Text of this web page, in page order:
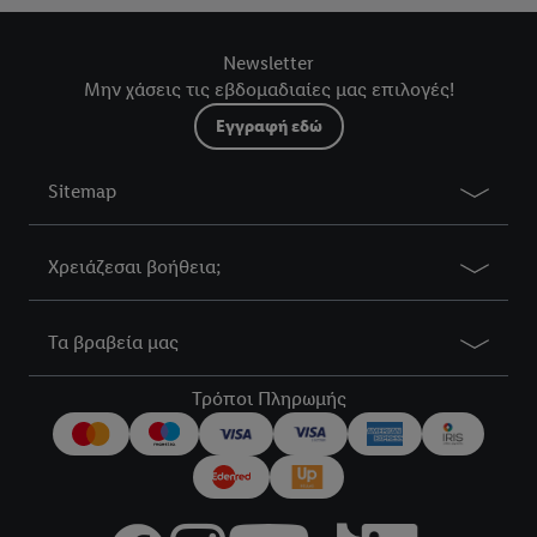
Newsletter
Μην χάσεις τις εβδομαδιαίες μας επιλογές!
Εγγραφή εδώ
Sitemap
Χρειάζεσαι βοήθεια;
Τα βραβεία μας
Τρόποι Πληρωμής